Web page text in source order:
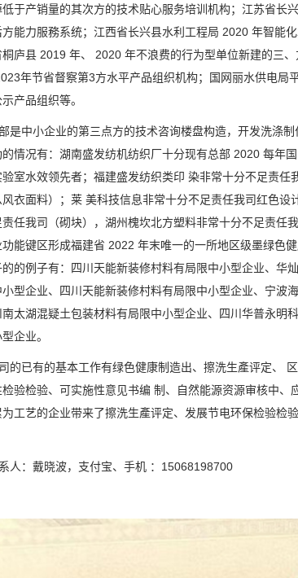
于产销量的其次方的技术贴心服务培训机构；江苏省
能力服務系统；江西省长兴县水利工程局 2020 年智能
庐县 2019 年、 2020 年不浪费的行为型单位新建的三
年节省督察第3方水平产品组织机构；国网丽水供电
产品组织等。
是中小企业的第三点方的技术咨询楼盘构造，开发洗涤
情况有：湖南盛发纺机纺织厂十分现有总部 2020 每年
室水效领先者；福建盛发纺织类印 染非常十分不足责
衣面料）；莱 美科技信息非常十分不足责任我司红色
任我司（砌块），湖州槐坎北方塑料非常十分不足责任
能键区形成福建省 2022 年末唯一的一所地区级墨绿色
的例子有：四川天能新装修村料有局限中小型企业、华
型企业、四川天能新装修村料有局限中小型企业、宁波
太湖混疑土包装材料有局限中小型企业、四川华普永明
企业。
的已有的基本工作有绿色健康制造出、擦洗生產评定、
验检验、可实施性意见书编 制、自然能源资源审核中
工艺的企业带来了擦洗生產评定、发展节电环保检验检
人：戴晓波，支付宝、手机 ：15068198700